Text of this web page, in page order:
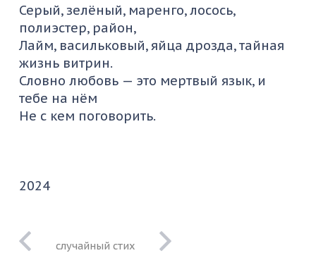
Серый, зелёный, маренго, лосось,
полиэстер, район,
Лайм, васильковый, яйца дрозда, тайная
жизнь витрин.
Словно любовь — это мертвый язык, и
тебе на нём
Не с кем поговорить.
2024